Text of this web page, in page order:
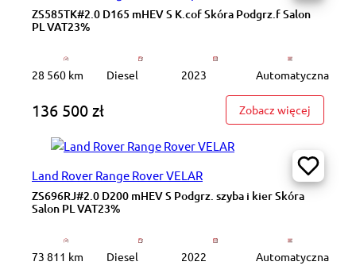
ZS585TK#2.0 D165 mHEV S K.cof Skóra Podgrz.f Salon
PL VAT23%
28 560 km Diesel 2023 Automatyczna
136 500 zł Zobacz więcej
Land Rover Range Rover VELAR
ZS696RJ#2.0 D200 mHEV S Podgrz. szyba i kier Skóra
Salon PL VAT23%
73 811 km Diesel 2022 Automatyczna